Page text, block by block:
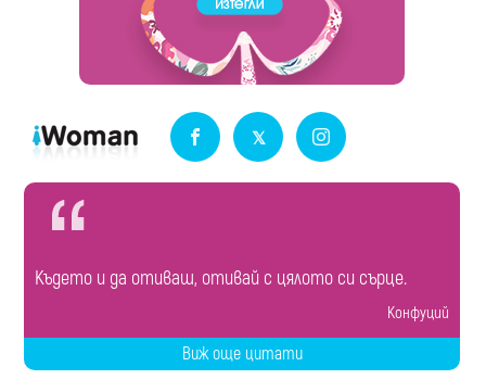
Където и да отиваш, отивай с цялото си сърце.
Конфуций
Виж още цитати